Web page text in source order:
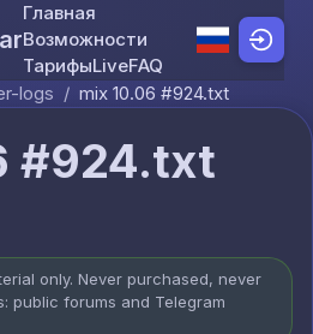
Skip to content
Главная
Возможности
ТарифыLiveFAQ
logs / mix 10.06 #924.txt
#924.txt
only. Never purchased, never
public forums and Telegram